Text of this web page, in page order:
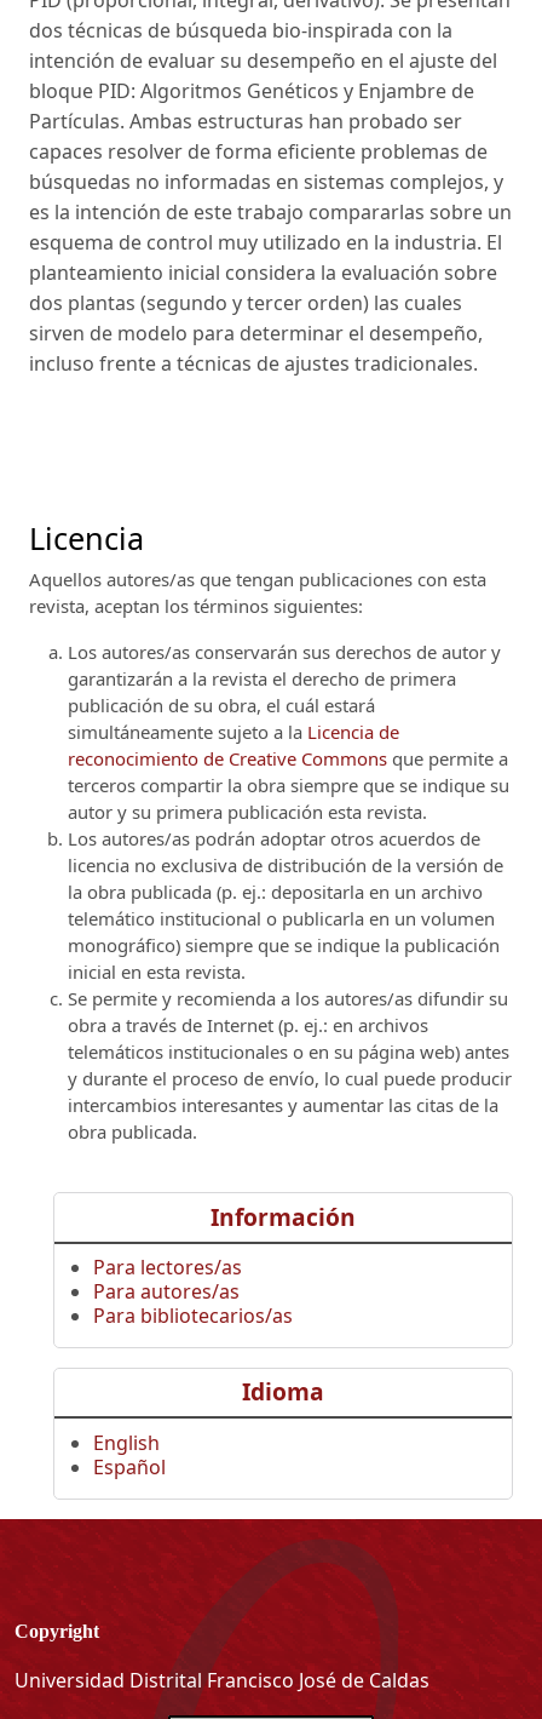
dos técnicas de búsqueda bio-inspirada con la
intención de evaluar su desempeño en el ajuste del
bloque PID: Algoritmos Genéticos y Enjambre de
Partículas. Ambas estructuras han probado ser
capaces resolver de forma eficiente problemas de
búsquedas no informadas en sistemas complejos, y
es la intención de este trabajo compararlas sobre un
esquema de control muy utilizado en la industria. El
planteamiento inicial considera la evaluación sobre
dos plantas (segundo y tercer orden) las cuales
sirven de modelo para determinar el desempeño,
incluso frente a técnicas de ajustes tradicionales.
Licencia
Aquellos autores/as que tengan publicaciones con esta
revista, aceptan los términos siguientes:
Los autores/as conservarán sus derechos de autor y
garantizarán a la revista el derecho de primera
publicación de su obra, el cuál estará
simultáneamente sujeto a la Licencia de
reconocimiento de Creative Commons que permite a
terceros compartir la obra siempre que se indique su
autor y su primera publicación esta revista.
Los autores/as podrán adoptar otros acuerdos de
licencia no exclusiva de distribución de la versión de
la obra publicada (p. ej.: depositarla en un archivo
telemático institucional o publicarla en un volumen
monográfico) siempre que se indique la publicación
inicial en esta revista.
Se permite y recomienda a los autores/as difundir su
obra a través de Internet (p. ej.: en archivos
telemáticos institucionales o en su página web) antes
y durante el proceso de envío, lo cual puede producir
intercambios interesantes y aumentar las citas de la
obra publicada.
Información
Para lectores/as
Para autores/as
Para bibliotecarios/as
Idioma
English
Español
Copyright
Universidad Distrital Francisco José de Caldas